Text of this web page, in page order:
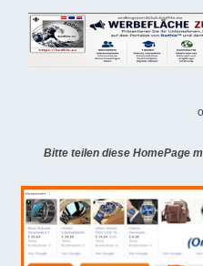
Bitte teilen diese HomePage